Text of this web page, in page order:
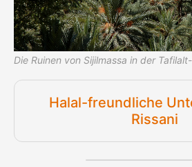
Die Ruinen von Sijilmassa in der
Halal-freundliche
Rissani